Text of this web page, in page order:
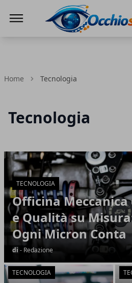
Home Tecnologia
Tecnologia
Articoli in Evidenza
TECNOLOGIA
Officina Meccanica
e Qualità su
Ogni Micron Conta
di - Redazione
TECNOLOGIA